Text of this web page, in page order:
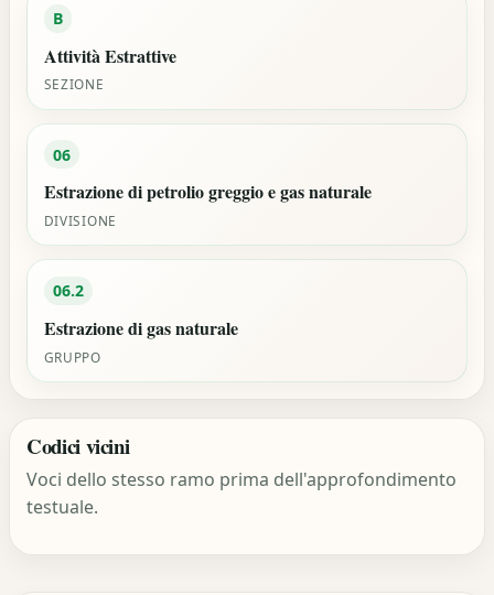
B
Attività Estrattive
SEZIONE
06
Estrazione di petrolio greggio e gas naturale
DIVISIONE
06.2
Estrazione di gas naturale
GRUPPO
Codici vicini
Voci dello stesso ramo prima dell'approfondimento
testuale.